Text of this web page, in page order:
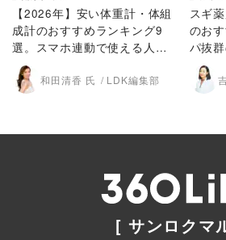
【2026年】安い体重計・体組
成計のおすすめランキング9
選。スマホ連動で使える人気
商品をLDKとプロが比較
和田清香 氏 LDK編集部
スギ
のお
パ抜
[ サンロクマ